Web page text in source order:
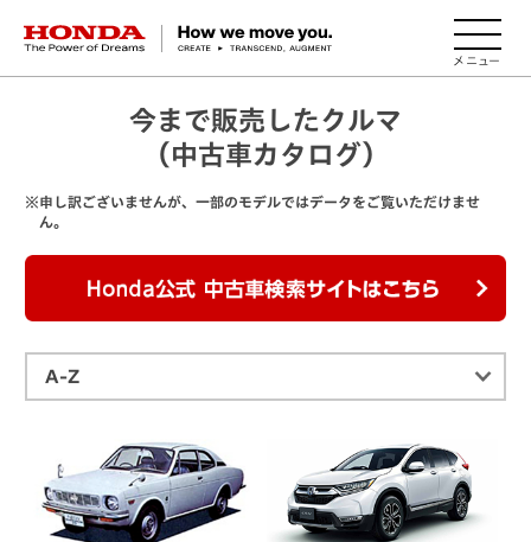
HONDA The Power of Dreams
今まで販売したクルマ
（中古車カタログ）
※申し訳ございませんが、一部のモデルではデータをご覧いただけませ
ん。
A-Z